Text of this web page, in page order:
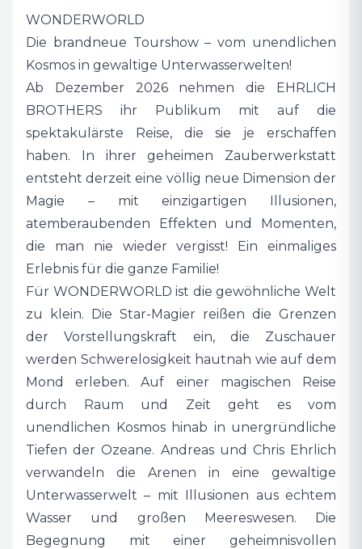
WONDERWORLD
Die brandneue Tourshow – vom unendlichen
Kosmos in gewaltige Unterwasserwelten!
Ab Dezember 2026 nehmen die EHRLICH
BROTHERS ihr Publikum mit auf die
spektakulärste Reise, die sie je erschaffen
haben. In ihrer geheimen Zauberwerkstatt
entsteht derzeit eine völlig neue Dimension der
Magie – mit einzigartigen Illusionen,
atemberaubenden Effekten und Momenten,
die man nie wieder vergisst! Ein einmaliges
Erlebnis für die ganze Familie!
Für WONDERWORLD ist die gewöhnliche Welt
zu klein. Die Star-Magier reißen die Grenzen
der Vorstellungskraft ein, die Zuschauer
werden Schwerelosigkeit hautnah wie auf dem
Mond erleben. Auf einer magischen Reise
durch Raum und Zeit geht es vom
unendlichen Kosmos hinab in unergründliche
Tiefen der Ozeane. Andreas und Chris Ehrlich
verwandeln die Arenen in eine gewaltige
Unterwasserwelt – mit Illusionen aus echtem
Wasser und großen Meereswesen. Die
Begegnung mit einer geheimnisvollen